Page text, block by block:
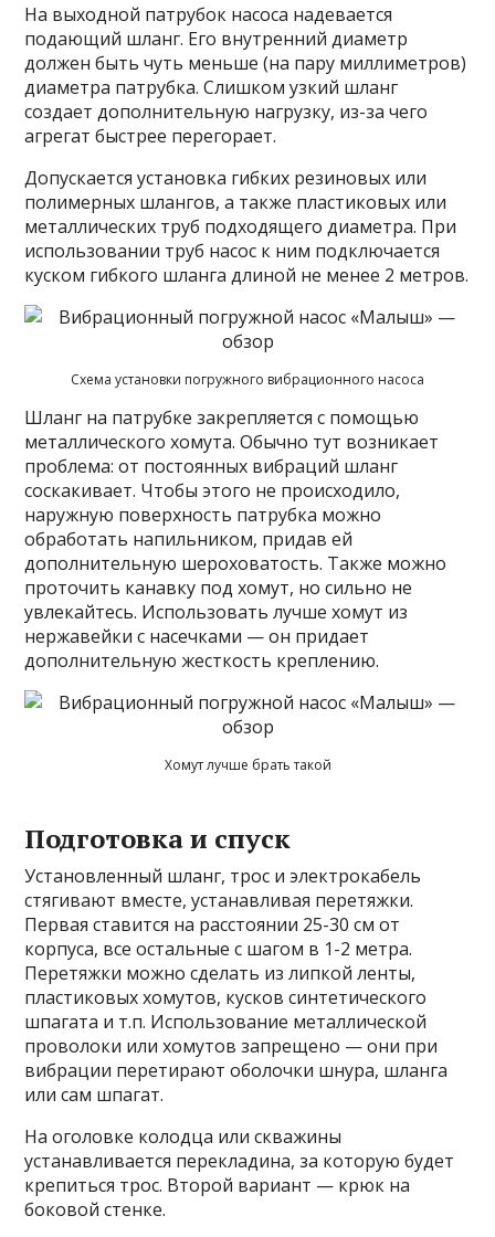
На выходной патрубок насоса надевается
подающий шланг. Его внутренний диаметр
должен быть чуть меньше (на пару миллиметров)
диаметра патрубка. Слишком узкий шланг
создает дополнительную нагрузку, из-за чего
агрегат быстрее перегорает.
Допускается установка гибких резиновых или
полимерных шлангов, а также пластиковых или
металлических труб подходящего диаметра. При
использовании труб насос к ним подключается
куском гибкого шланга длиной не менее 2 метров.
Схема установки погружного вибрационного насоса
Шланг на патрубке закрепляется с помощью
металлического хомута. Обычно тут возникает
проблема: от постоянных вибраций шланг
соскакивает. Чтобы этого не происходило,
наружную поверхность патрубка можно
обработать напильником, придав ей
дополнительную шероховатость. Также можно
проточить канавку под хомут, но сильно не
увлекайтесь. Использовать лучше хомут из
нержавейки с насечками — он придает
дополнительную жесткость креплению.
Хомут лучше брать такой
Подготовка и спуск
Установленный шланг, трос и электрокабель
стягивают вместе, устанавливая перетяжки.
Первая ставится на расстоянии 25-30 см от
корпуса, все остальные с шагом в 1-2 метра.
Перетяжки можно сделать из липкой ленты,
пластиковых хомутов, кусков синтетического
шпагата и т.п. Использование металлической
проволоки или хомутов запрещено — они при
вибрации перетирают оболочки шнура, шланга
или сам шпагат.
На оголовке колодца или скважины
устанавливается перекладина, за которую будет
крепиться трос. Второй вариант — крюк на
боковой стенке.